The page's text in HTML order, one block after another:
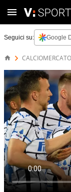
Seguici su: Google
CALCIOMERCATO